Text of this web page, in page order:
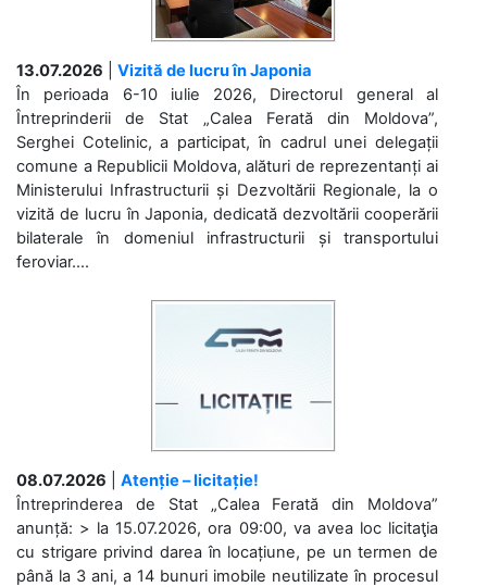
13.07.2026
Vizită de lucru în Japonia
În perioada 6-10 iulie 2026, Directorul general al
Întreprinderii de Stat „Calea Ferată din Moldova”,
Serghei Cotelinic, a participat, în cadrul unei delegații
comune a Republicii Moldova, alături de reprezentanți ai
Ministerului Infrastructurii și Dezvoltării Regionale, la o
vizită de lucru în Japonia, dedicată dezvoltării cooperării
bilaterale în domeniul infrastructurii și transportului
feroviar....
08.07.2026
Atenție – licitație!
Întreprinderea de Stat „Calea Ferată din Moldova”
anunță: > la 15.07.2026, ora 09:00, va avea loc licitaţia
cu strigare privind darea în locațiune, pe un termen de
până la 3 ani, a 14 bunuri imobile neutilizate în procesul